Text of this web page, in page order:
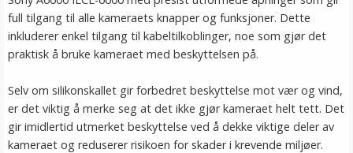
full tilgang til alle kameraets knapper og funksjoner. Dette
inkluderer enkel tilgang til kabeltilkoblinger, noe som gjør det
praktisk å bruke kameraet med beskyttelsen på.
Selv om silikonskallet gir forbedret beskyttelse mot vær og vind,
er det viktig å merke seg at det ikke gjør kameraet helt tett. Det
gir imidlertid utmerket beskyttelse ved å dekke viktige deler av
kameraet og reduserer risikoen for skader i krevende miljøer.